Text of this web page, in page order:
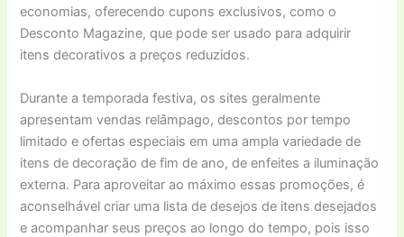
economias, oferecendo cupons exclusivos, como o
Desconto Magazine, que pode ser usado para adquirir
itens decorativos a preços reduzidos.
Durante a temporada festiva, os sites geralmente
apresentam vendas relâmpago, descontos por tempo
limitado e ofertas especiais em uma ampla variedade de
itens de decoração de fim de ano, de enfeites a iluminação
externa. Para aproveitar ao máximo essas promoções, é
aconselhável criar uma lista de desejos de itens desejados
e acompanhar seus preços ao longo do tempo, pois isso